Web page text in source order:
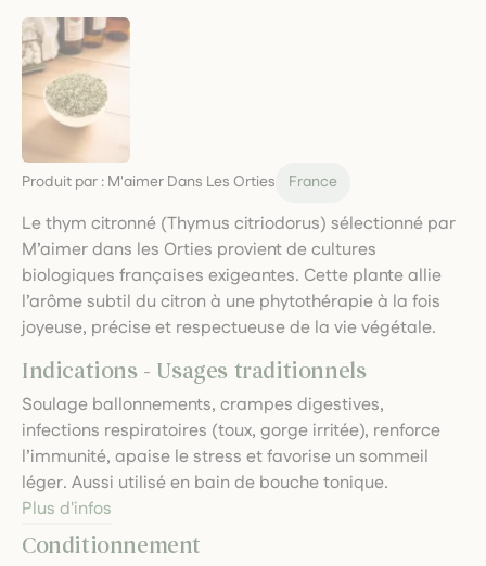
Produit par : M'aimer Dans Les Orties France
Le thym citronné (Thymus citriodorus) sélectionné par
M’aimer dans les Orties provient de cultures
biologiques françaises exigeantes. Cette plante allie
l’arôme subtil du citron à une phytothérapie à la fois
joyeuse, précise et respectueuse de la vie végétale.
Indications - Usages traditionnels
Soulage ballonnements, crampes digestives,
infections respiratoires (toux, gorge irritée), renforce
l’immunité, apaise le stress et favorise un sommeil
léger. Aussi utilisé en bain de bouche tonique.
Plus d'infos
Conditionnement